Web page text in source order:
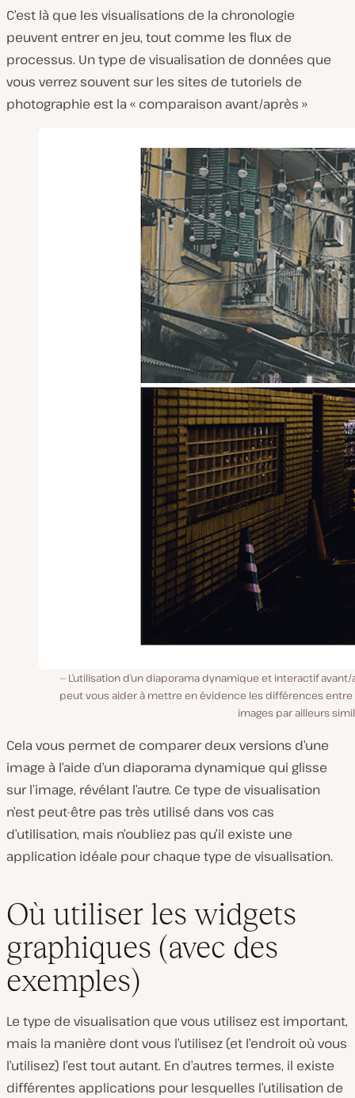
C’est là que les visualisations de la chronologie
peuvent entrer en jeu, tout comme les flux de
processus. Un type de visualisation de données que
vous verrez souvent sur les sites de tutoriels de
photographie est la « comparaison avant/après »
L’utilisation d’un diaporama dynamique et interactif
peut vous aider à mettre en évidence les différences
images par ailleurs
Cela vous permet de comparer deux versions d’une
image à l’aide d’un diaporama dynamique qui glisse
sur l’image, révélant l’autre. Ce type de visualisation
n’est peut-être pas très utilisé dans vos cas
d’utilisation, mais n’oubliez pas qu’il existe une
application idéale pour chaque type de visualisation.
Où utiliser les widgets
graphiques (avec des
exemples)
Le type de visualisation que vous utilisez est important,
mais la manière dont vous l’utilisez (et l’endroit où vous
l’utilisez) l’est tout autant. En d’autres termes, il existe
différentes applications pour lesquelles l’utilisation de